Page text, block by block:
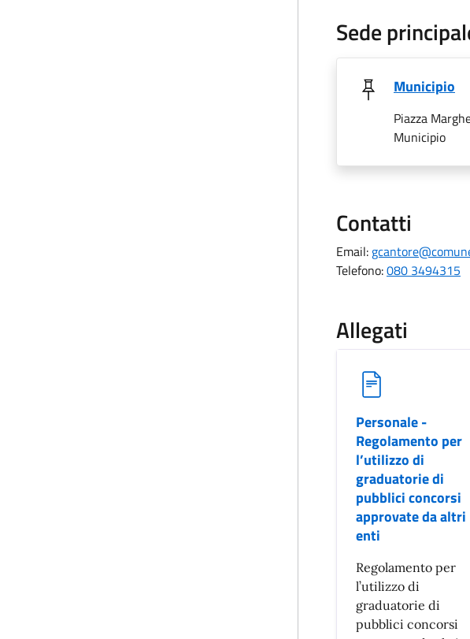
Sede
Municipio
Piazza
Municipio
Contatti
Email:
Telefono:080 3494315
Allegati
Personale -
Regolamento per
l’utilizzo di
graduatorie di
pubblici concorsi
approvate da altri
enti
Regolamento per
l’utilizzo di
graduatorie di
pubblici concorsi